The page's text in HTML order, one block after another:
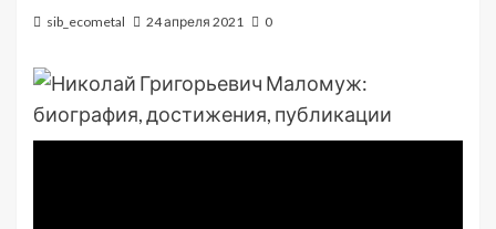
sib_ecometal 24 апреля 2021 0